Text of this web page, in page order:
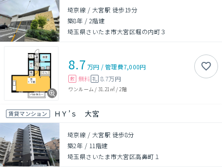
埼京線 / 大宮駅 徒歩19分
築8年 / 2階建
埼玉県さいたま市大宮区堀の内町３
8.7 万円 /管理費7,000円
敷 無料 礼 8.7万円
ワンルーム / 31.21㎡/ 2階
賃貸マンション ＨＹ’ｓ 大宮
埼京線 / 大宮駅 徒歩8分
築2年 / 11階建
埼玉県さいたま市大宮区高鼻町１